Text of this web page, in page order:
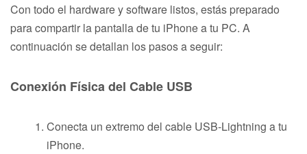
Con todo el hardware y software listos, estás preparado
para compartir la pantalla de tu iPhone a tu PC. A
continuación se detallan los pasos a seguir:
Conexión Física del Cable USB
Conecta un extremo del cable USB-Lightning a tu
iPhone.